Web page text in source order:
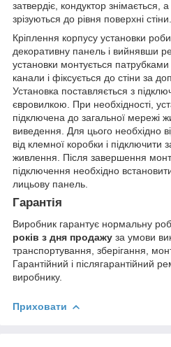
затвердіє, кондуктор знімається,
зрізуються до рівня поверхні стіни.
Кріплення корпусу установки
декоративну панель і вийнявши
установки монтується патрубками
канали і фіксується до стіни за
Установка поставляється з
євровилкою. При необхідності,
підключена до загальної мережі
виведення. Для цього необхідно
від клемної коробки і підключити
живлення. Після завершення
підключення необхідно
лицьову панель.
Гарантія
Виробник гарантує нормальну
років з дня продажу за умови
транспортування, зберігання,
Гарантійний і післягарантійний
виробнику.
Приховати